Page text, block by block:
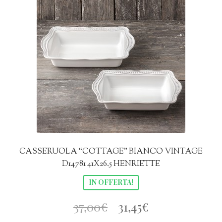
CASSERUOLA “COTTAGE” BIANCO VINTAGE
D14781 41X26.5 HENRIETTE
IN OFFERTA!
37,00€ 31,45€Il